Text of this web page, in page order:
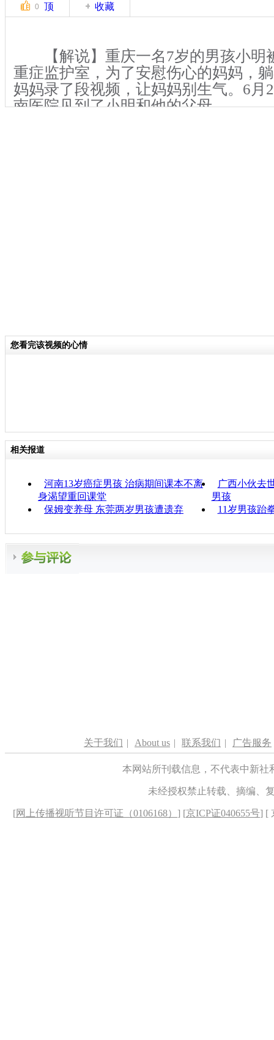
0 顶 收藏
【解说】重庆一名7岁的男孩小明
重症监护室，为了安慰伤心的妈妈，
妈妈录了段视频，让妈妈别生气。6月
南医院见到了小明和他的父母。
您看完该视频的心情
相关报道
河南13岁癌症男孩 治病期间课本不离
身渴望重回课堂
广西小伙去
男孩
保姆变养母 东莞两岁男孩遭遗弃
11岁男孩跆
关于我们 | About us | 联系我们 | 广告服务
本网站所刊载信息，不代表中新
未经授权禁止转载、摘编、
[网上传播视听节目许可证（0106168） ] [京ICP证040655号] [